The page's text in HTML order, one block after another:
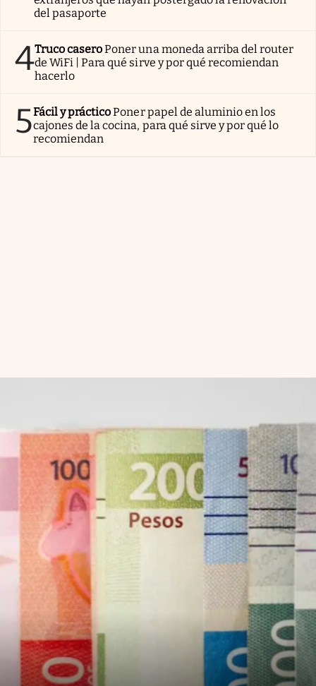
del pasaporte
4Truco caseroPoner una moneda arriba del router
de WiFi | Para qué sirve y por qué recomiendan
hacerlo
5Fácil y prácticoPoner papel de aluminio en los
cajones de la cocina, para qué sirve y por qué lo
recomiendan